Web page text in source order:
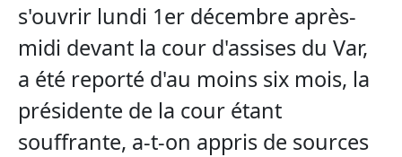
s'ouvrir lundi 1er décembre après-
midi devant la cour d'assises du Var,
a été reporté d'au moins six mois, la
présidente de la cour étant
souffrante, a-t-on appris de sources